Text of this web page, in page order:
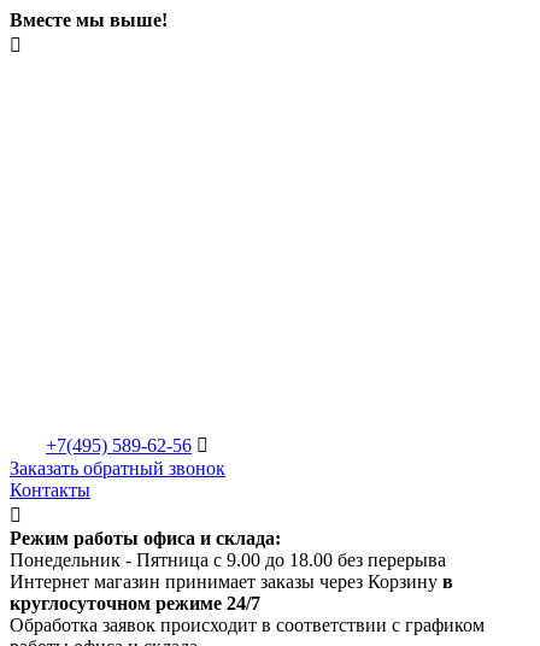
Вместе мы выше!

+7(495) 589-62-56 
Заказать обратный звонок
Контакты

Режим работы офиса и склада:
Понедельник - Пятница с 9.00 до 18.00 без перерыва
Интернет магазин принимает заказы через Корзину в
круглосуточном режиме 24/7
Обработка заявок происходит в соответствии с графиком